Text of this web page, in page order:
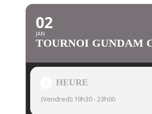
02
JAN
TOURNOI GUNDAM
HEURE
(Vendredi) 19h30 - 23h00